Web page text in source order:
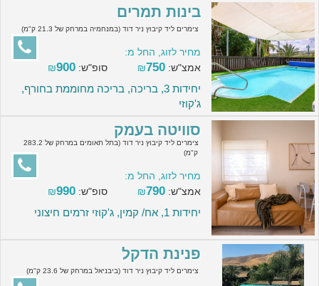
בינות תמרים
צימרים ליד קיבוץ ניר דוד (במנחמיה במרחק של 21.3 ק"מ)
מחיר לזוג, החל מ:
אמצ"ש:
₪750 סופ"ש: ₪900
יחידות 3, בריכה, בריכה מחוממת בחורף,
ג'קוזי
סוויטה בעמק
צימרים ליד קיבוץ ניר דוד (בתל תאומים במרחק של 283.2
ק"מ)
מחיר לזוג, החל מ:
אמצ"ש:
₪790 סופ"ש: ₪990
יחידות 1, אח/ קמין, ג'קוזי זרמים חיצוני
פנינת הדקל
צימרים ליד קיבוץ ניר דוד (ביבניאל במרחק של 23.6 ק"מ)